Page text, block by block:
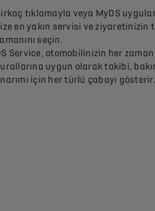
tıklamayla veya MyDS
en yakın servisi ve ziyaretinizin
seçin.
Service, otomobilinizin her zaman
uygun olarak takibi,
için her türlü çabayı gösterir.